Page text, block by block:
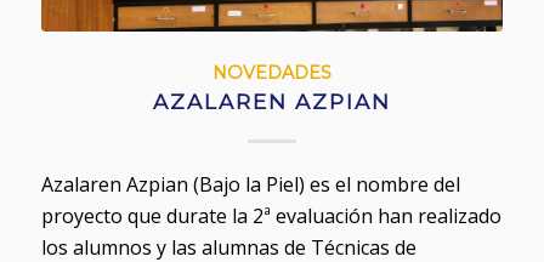
NOVEDADES
AZALAREN AZPIAN
Azalaren Azpian (Bajo la Piel) es el nombre del
proyecto que durate la 2ª evaluación han realizado
los alumnos y las alumnas de Técnicas de